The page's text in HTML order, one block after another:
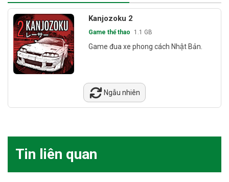
Kanjozoku 2
Game thể thao 1.1 GB
Game đua xe phong cách Nhật Bản.
Ngẫu nhiên
Tin liên quan